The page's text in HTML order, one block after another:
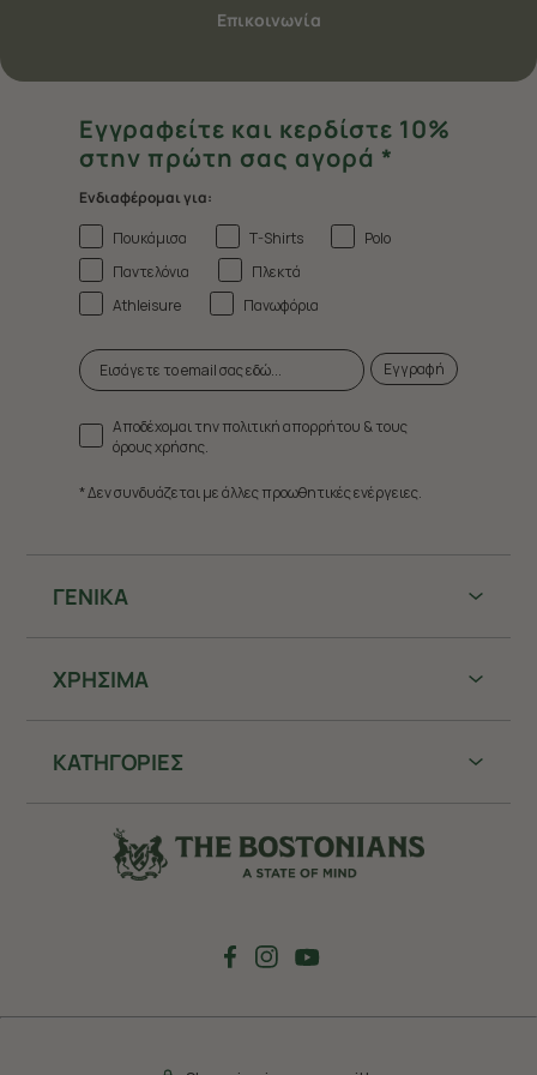
Επικοινωνία
ΓΕΝΙΚΑ
ΧΡHΣΙΜΑ
ΚΑΤΗΓΟΡΙΕΣ
Εγγραφείτε και κερδίστε 10%
στην πρώτη σας αγορά *
Ενδιαφέρομαι για:
Πουκάμισα
T-Shirts
Polo
Παντελόνια
Πλεκτά
Athleisure
Πανωφόρια
Εγγραφή
Αποδέχομαι την πολιτική απορρήτου & τους
όρους χρήσης.
* Δεν συνδυάζεται με άλλες προωθητικές ενέργειες.